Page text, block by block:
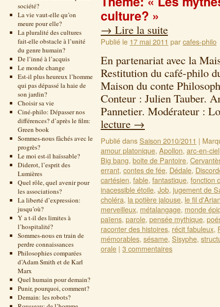
société?
La vie vaut-elle qu’on
meure pour elle?
La pluralité des cultures
fait-elle obstacle à l’unité
du genre humain?
De l’inné à l’acquis
Le monde change
Est-il plus heureux l’homme
qui pas dépassé la haie de
son jardin?
Choisir sa vie
Ciné-philo: Dépasser nos
différences? d’après le film:
Green book
Sommes-nous fâchés avec le
progrès?
Le moi est-il haïssable?
Diderot, l’esprit des
Lumières
Quel rôle, quel avenir pour
les associations?
La liberté d’expression:
jusqu’où?
Y a t-il des limites à
l’hospitalité?
Sommes-nous en train de
perdre connaissances
Philosophies comparées
d’Adam Smith et de Karl
Marx
Quel humain pour demain?
Punir, pourquoi, comment?
Demain: les robots?
culture? »
→ Lire la suite
Publié le 17 mai 2011 parcafes-philo
En partenariat avec la
Restitution du café-philo
Maison du conte
Conteur : Julien Tauber.
Pannetier. Modérateur :
lecture →
Publié dansSaison 2010/2011 |
amour platonique, Apollon, arc-en-ciel
Big bang, boite de Pantoire,
errant, contes de fée, Dédale,
cartésien, fable, fantastique, fonction
inacessible étoile, Job, jugement de
choléra, la potière jalouse, le fil
merveilleux, métalangage, monde
païens, parole, pensée mythique,
raconter des histoires, récit fabuleux,
mémorables, sésame, Sisyphe,
orale | 3 commentaires